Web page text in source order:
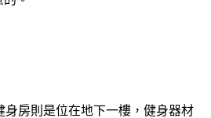
房則是位在地下一樓，健身器材